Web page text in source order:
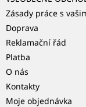
Zásady práce s
Doprava
Reklamační řád
Platba
O nás
Kontakty
Moje objednávka